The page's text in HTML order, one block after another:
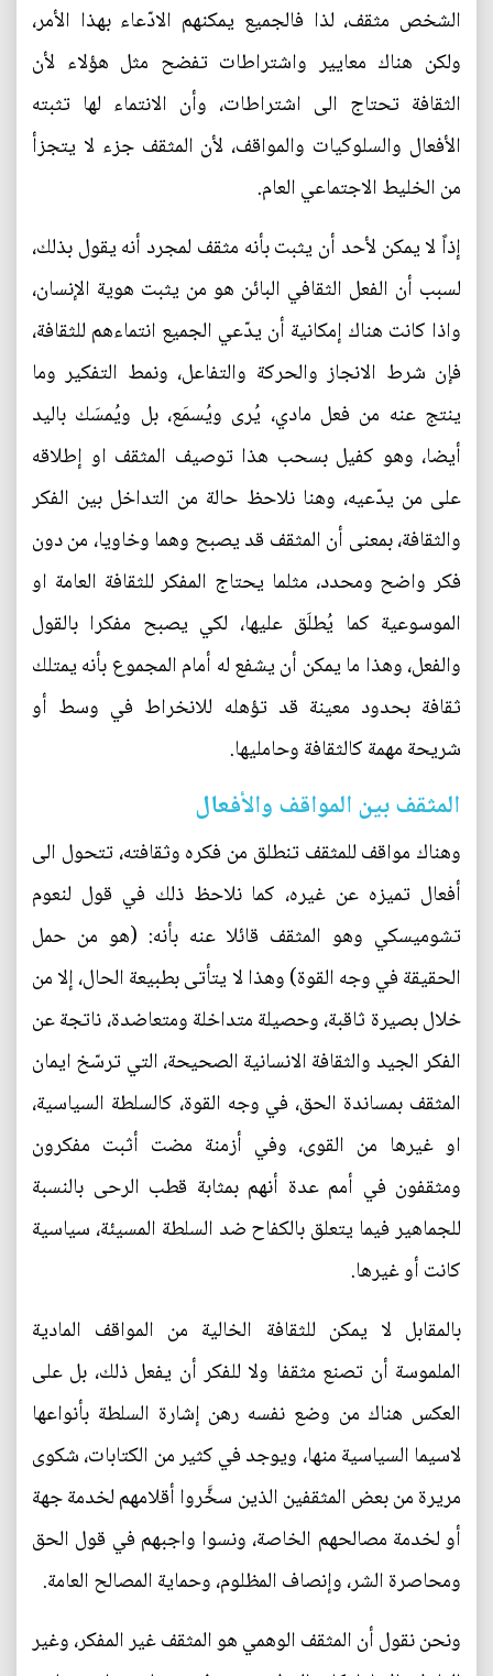
الشخص مثقف، لذا فالجميع يمكنهم الادّعاء بهذا الأمر،
ولكن هناك معايير واشتراطات تفضح مثل هؤلاء لأن
الثقافة تحتاج الى اشتراطات، وأن الانتماء لها تثبته
الأفعال والسلوكيات والمواقف، لأن المثقف جزء لا يتجزأ
من الخليط الاجتماعي العام.
إذاً لا يمكن لأحد أن يثبت بأنه مثقف لمجرد أنه يقول بذلك،
لسبب أن الفعل الثقافي البائن هو من يثبت هوية الإنسان،
واذا كانت هناك إمكانية أن يدّعي الجميع انتماءهم للثقافة،
فإن شرط الانجاز والحركة والتفاعل، ونمط التفكير وما
ينتج عنه من فعل مادي، يُرى ويُسمَع، بل ويُمسَك باليد
أيضا، وهو كفيل بسحب هذا توصيف المثقف او إطلاقه
على من يدّعيه، وهنا نلاحظ حالة من التداخل بين الفكر
والثقافة، بمعنى أن المثقف قد يصبح وهما وخاويا، من دون
فكر واضح ومحدد، مثلما يحتاج المفكر للثقافة العامة او
الموسوعية كما يُطلَق عليها، لكي يصبح مفكرا بالقول
والفعل، وهذا ما يمكن أن يشفع له أمام المجموع بأنه يمتلك
ثقافة بحدود معينة قد تؤهله للانخراط في وسط أو
شريحة مهمة كالثقافة وحامليها.
المثقف بين المواقف والأفعال
وهناك مواقف للمثقف تنطلق من فكره وثقافته، تتحول الى
أفعال تميزه عن غيره، كما نلاحظ ذلك في قول لنعوم
تشوميسكي وهو المثقف قائلا عنه بأنه: (هو من حمل
الحقيقة في وجه القوة) وهذا لا يتأتى بطبيعة الحال، إلا من
خلال بصيرة ثاقبة، وحصيلة متداخلة ومتعاضدة، ناتجة عن
الفكر الجيد والثقافة الانسانية الصحيحة، التي ترسّخ ايمان
المثقف بمساندة الحق، في وجه القوة، كالسلطة السياسية،
او غيرها من القوى، وفي أزمنة مضت أثبت مفكرون
ومثقفون في أمم عدة أنهم بمثابة قطب الرحى بالنسبة
للجماهير فيما يتعلق بالكفاح ضد السلطة المسيئة، سياسية
كانت أو غيرها.
بالمقابل لا يمكن للثقافة الخالية من المواقف المادية
الملموسة أن تصنع مثقفا ولا للفكر أن يفعل ذلك، بل على
العكس هناك من وضع نفسه رهن إشارة السلطة بأنواعها
لاسيما السياسية منها، ويوجد في كثير من الكتابات، شكوى
مريرة من بعض المثقفين الذين سخَّروا أقلامهم لخدمة جهة
أو لخدمة مصالحهم الخاصة، ونسوا واجبهم في قول الحق
ومحاصرة الشر، وإنصاف المظلوم، وحماية المصالح العامة.
ونحن نقول أن المثقف الوهمي هو المثقف غير المفكر، وغير